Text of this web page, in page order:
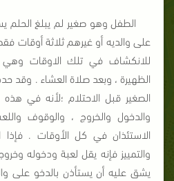
الطفل وهو صغير لم يبلغ
على والديه أو غيرهم ثلاثة أوقات
للانكشاف في تلك الاوقات
الظهيرة ، وبعد صلاة العشاء . وقد
الصغير قبل الاحتلام ؛لأنه في هذه
والدخول والخروج ، والوقوف
الاستئذان في كل الأوقات . فإذا
والتمييز فإنه يقل لعبة ودخوله
يشق عليه أن يستأذن بالدخو على